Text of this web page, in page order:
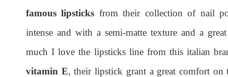
famous lipsticks from their collection of nail
intense and with a semi-matte texture and a
much I love the lipsticks line from this italian
vitamin E, their lipstick grant a great comfort on